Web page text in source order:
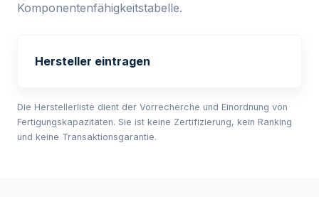
Komponentenfähigkeitstabelle.
Hersteller eintragen
Die Herstellerliste dient der Vorrecherche und Einordnung von
Fertigungskapazitäten. Sie ist keine Zertifizierung, kein Ranking
und keine Transaktionsgarantie.